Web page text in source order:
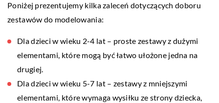
Poniżej prezentujemy kilka zaleceń dotyczących doboru
zestawów do modelowania:
Dla dzieci w wieku 2-4 lat – proste zestawy z dużymi
elementami, które mogą być łatwo ułożone jedna na
drugiej.
Dla dzieci w wieku 5-7 lat – zestawy z mniejszymi
elementami, które wymaga wysiłku ze strony dziecka,